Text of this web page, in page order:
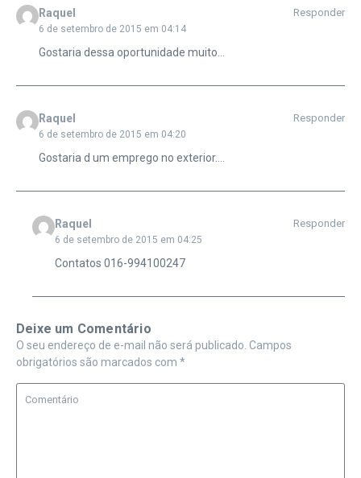
Raquel
6 de setembro de 2015 em 04:14
Responder
Gostaria dessa oportunidade muito…
Raquel
6 de setembro de 2015 em 04:20
Responder
Gostaria d um emprego no exterior….
Raquel
6 de setembro de 2015 em 04:25
Responder
Contatos 016-994100247
Deixe um Comentário
O seu endereço de e-mail não será publicado. Campos
obrigatórios são marcados com *